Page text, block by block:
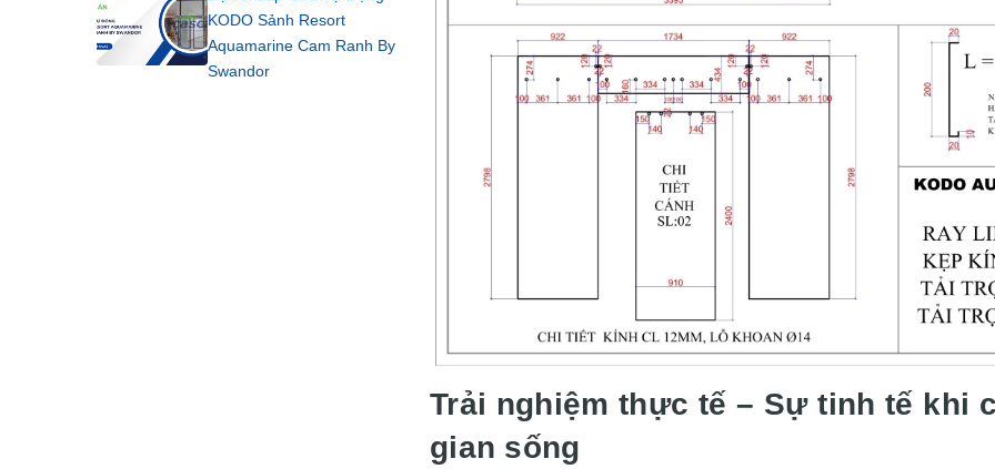
Trải nghiệm thực tế – Sự tinh tế khi
gian sống
KODO Sảnh Resort
Aquamarine Cam Ranh By
Swandor